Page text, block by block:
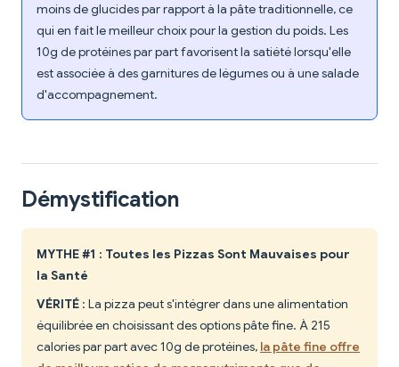
moins de glucides par rapport à la pâte traditionnelle, ce
qui en fait le meilleur choix pour la gestion du poids. Les
10g de protéines par part favorisent la satiété lorsqu'elle
est associée à des garnitures de légumes ou à une salade
d'accompagnement.
Démystification
MYTHE #1 : Toutes les Pizzas Sont Mauvaises pour
la Santé
VÉRITÉ : La pizza peut s'intégrer dans une alimentation
équilibrée en choisissant des options pâte fine. À 215
calories par part avec 10g de protéines, la pâte fine offre